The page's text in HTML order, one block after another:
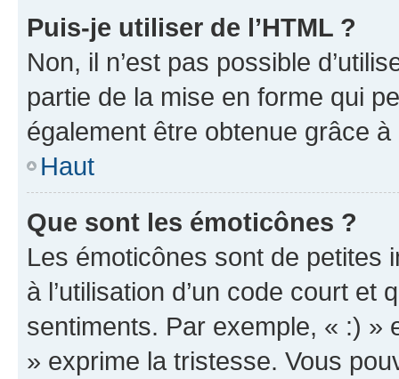
Puis-je utiliser de l’HTML ?
Non, il n’est pas possible
partie de la mise en forme qui
également être obtenue grâce à
Haut
Que sont les émoticônes ?
Les émoticônes sont de petites
à l’utilisation d’un code court et
sentiments. Par exemple, « :) »
» exprime la tristesse. Vous